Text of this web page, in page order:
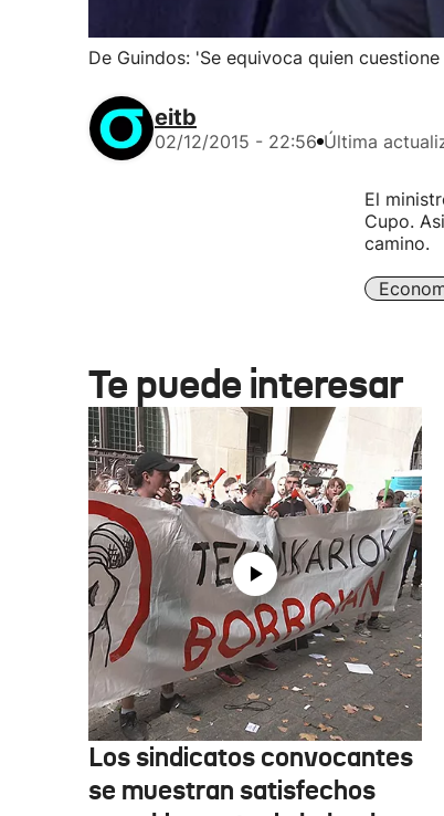
De Guindos: 'Se equivoca quien
eitb
02/12/2015 - 22:56 Última
El
Cupo.
camino.
Te puede interesar
Los sindicatos convocantes
se muestran satisfechos